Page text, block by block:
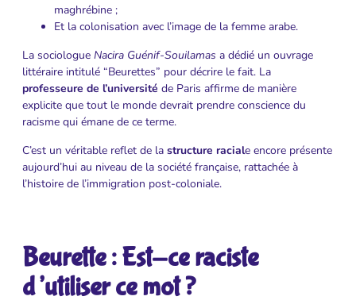
maghrébine ;
Et la colonisation avec l’image de la femme arabe.
La sociologue Nacira Guénif-Souilamas a dédié un ouvrage
littéraire intitulé “Beurettes” pour décrire le fait. La
professeure de l’université de Paris affirme de manière
explicite que tout le monde devrait prendre conscience du
racisme qui émane de ce terme.
C’est un véritable reflet de la structure raciale encore présente
aujourd’hui au niveau de la société française, rattachée à
l’histoire de l’immigration post-coloniale.
Beurette : Est-ce raciste
d’utiliser ce mot ?